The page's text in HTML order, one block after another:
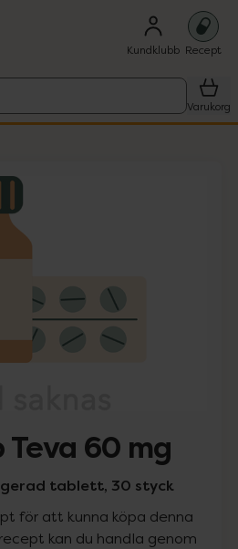
Kundklubb Recept
Varukorg
1 objekt.
60 mg
tablett, 30 styck
för att kunna köpa denna
kan du handla genom